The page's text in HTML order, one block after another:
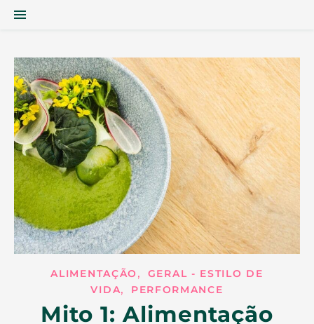
ALIMENTAÇÃO ,
GERAL - ESTILO DE
VIDA, PERFORMANCE
Mito 1: Alimentação